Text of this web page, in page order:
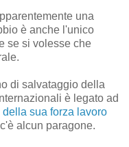
una
è anche l'unico
se si volesse che
di salvataggio della
è legato ad
sua forza lavoro
alcun paragone.